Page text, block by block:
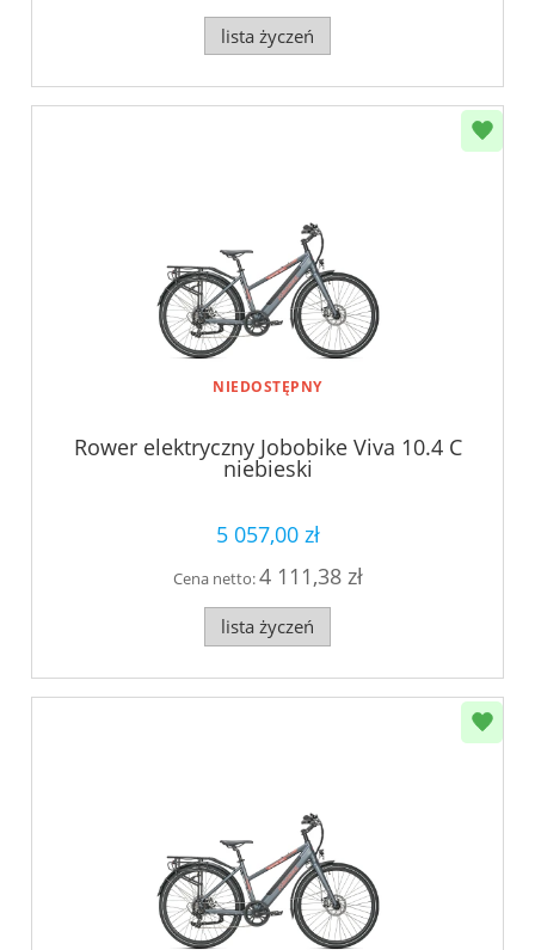
lista życzeń
NIEDOSTĘPNY
Rower elektryczny Jobobike Viva 10.4 C
niebieski
5 057,00 zł
Cena netto:4 111,38 zł
lista życzeń